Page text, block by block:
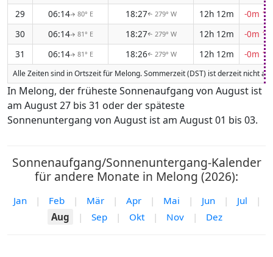
29
06:14↑ 80° E 18:27↑ 279° W 12h 12m
-0m
30
06:14↑ 81° E 18:27↑ 279° W 12h 12m
-0m
31
06:14↑ 81° E 18:26↑ 279° W 12h 12m -0m
Alle Zeiten sind in Ortszeit für Melong. Sommerzeit (DST) ist derzeit nicht
In Melong, der früheste Sonnenaufgang von August ist
am August 27 bis 31 oder der späteste
Sonnenuntergang von August ist am August 01 bis 03.
Sonnenaufgang/Sonnenuntergang-Kalender
für andere Monate in Melong (2026):
Jan | Feb | Mär | Apr | Mai | Jun | Jul
|
Aug
| Sep | Okt | Nov | Dez